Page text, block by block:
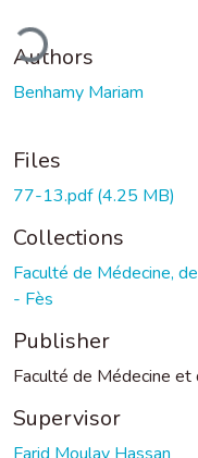
Authors
Benhamy Mariam
Files
77-13.pdf(4.25 MB)
Collections
Faculté de Médecine,
- Fès
Publisher
Faculté de Médecine et
Supervisor